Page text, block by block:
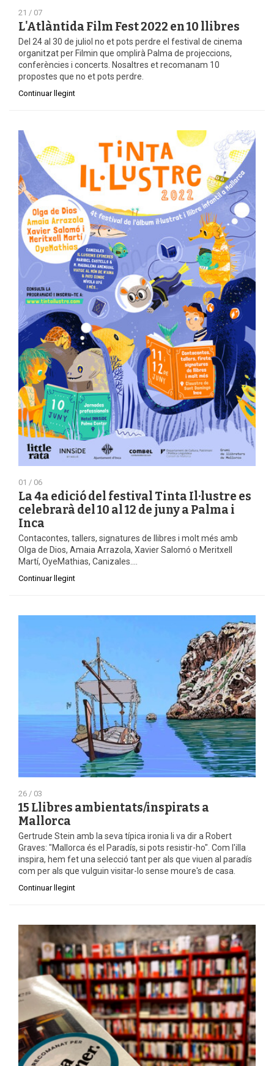
21 / 07
L'Atlàntida Film Fest 2022 en 10 llibres
Del 24 al 30 de juliol no et pots perdre el festival de cinema
organitzat per Filmin que omplirà Palma de projeccions,
conferències i concerts. Nosaltres et recomanam 10
propostes que no et pots perdre.
Continuar llegint
01 / 06
La 4a edició del festival Tinta Il·lustre es
celebrarà del 10 al 12 de juny a Palma i
Inca
Contacontes, tallers, signatures de llibres i molt més amb
Olga de Dios, Amaia Arrazola, Xavier Salomó o Meritxell
Martí, OyeMathias, Canizales....
Continuar llegint
26 / 03
15 Llibres ambientats/inspirats a
Mallorca
Gertrude Stein amb la seva típica ironia li va dir a Robert
Graves: "Mallorca és el Paradís, si pots resistir-ho". Com l'illa
inspira, hem fet una selecció tant per als que viuen al paradís
com per als que vulguin visitar-lo sense moure's de casa.
Continuar llegint